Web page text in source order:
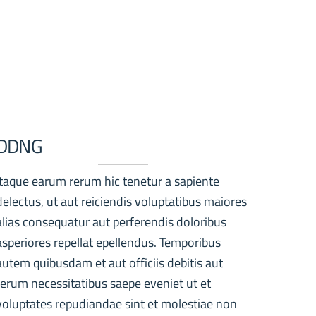
earum rerum hic tenetur a sapiente
ut aut reiciendis voluptatibus maiores
consequatur aut perferendis doloribus
repellat epellendus. Temporibus
quibusdam et aut officiis debitis aut
necessitatibus saepe eveniet ut et
repudiandae sint et molestiae non